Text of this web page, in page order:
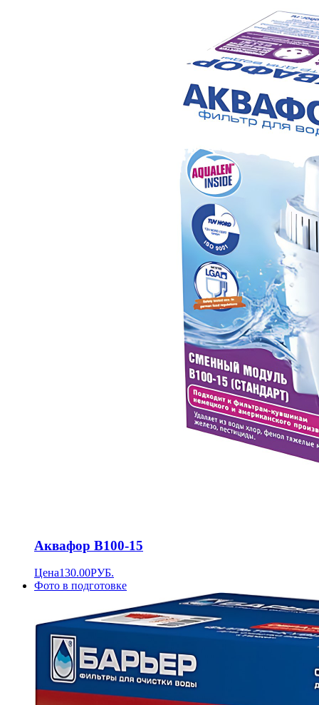
Аквафор B100-15
Цена130.00РУБ.
Фото в подготовке